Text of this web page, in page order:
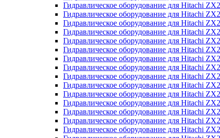
Гидравлическое оборудование для Hitachi
Гидравлическое оборудование для Hitachi
Гидравлическое оборудование для Hitachi
Гидравлическое оборудование для Hitachi
Гидравлическое оборудование для Hitachi
Гидравлическое оборудование для Hitachi
Гидравлическое оборудование для Hitachi
Гидравлическое оборудование для Hitachi
Гидравлическое оборудование для Hitachi
Гидравлическое оборудование для Hitachi
Гидравлическое оборудование для Hitachi
Гидравлическое оборудование для Hitachi
Гидравлическое оборудование для Hitachi
Гидравлическое оборудование для Hitachi
Гидравлическое оборудование для Hitachi